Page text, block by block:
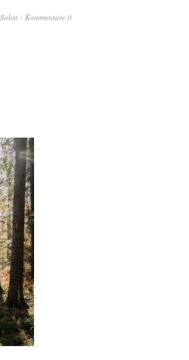
Kommentare 0